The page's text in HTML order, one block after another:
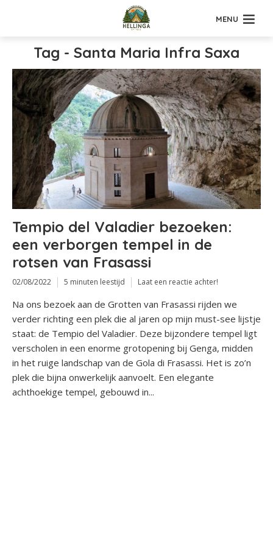
MENU
Tag - Santa Maria Infra Saxa
Tempio del Valadier bezoeken:
een verborgen tempel in de
rotsen van Frasassi
02/08/2022 5 minuten leestijd Laat een reactie achter!
Na ons bezoek aan de Grotten van Frasassi rijden we
verder richting een plek die al jaren op mijn must-see lijstje
staat: de Tempio del Valadier. Deze bijzondere tempel ligt
verscholen in een enorme grotopening bij Genga, midden
in het ruige landschap van de Gola di Frasassi. Het is zo’n
plek die bijna onwerkelijk aanvoelt. Een elegante
achthoekige tempel, gebouwd in...